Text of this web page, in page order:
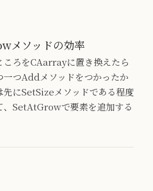
メソッドの効率
ころをCAarrayに置き換えたら
一つAddメソッドをつかったか
先にSetSizeメソッドである程度
、SetAtGrowで要素を追加する